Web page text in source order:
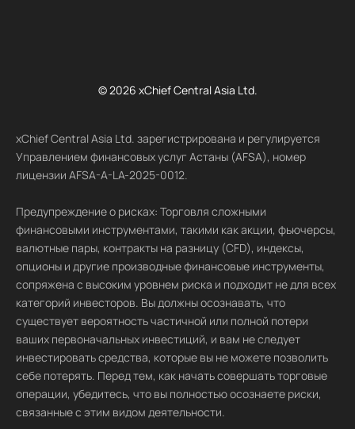
© 2026 xChief Central Asia Ltd.
xChief Central Asia Ltd. зарегистрирована и регулируется
Управлением финансовых услуг Астаны (AFSA), номер
лицензии AFSA-A-LA-2025-0012.
Предупреждение о рисках: Торговля сложными
финансовыми инструментами, такими как акции, фьючерсы,
валютные пары, контракты на разницу (CFD), индексы,
опционы и другие производные финансовые инструменты,
сопряжена с высоким уровнем риска и подходит не для всех
категорий инвесторов. Вы должны осознавать, что
существует вероятность частичной или полной потери
ваших первоначальных инвестиций, и вам не следует
инвестировать средства, которые вы не можете позволить
себе потерять. Перед тем, как начать совершать торговые
операции, убедитесь, что вы полностью осознаете риски,
связанные с этим видом деятельности.